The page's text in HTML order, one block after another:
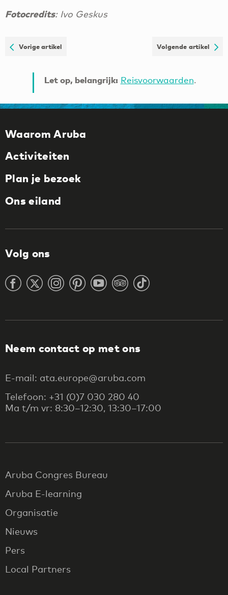
Fotocredits: Ivo Geskus
Vorige artikel Volgende artikel
Let op, belangrijk: Reisvoorwaarden.
Waarom Aruba
Activiteiten
Plan je bezoek
Ons eiland
Volg ons
Neem contact op met ons
E-mail: ata.europe@aruba.com
Telefoon: +31 (0)7 030 280 40
Ma t/m vr: 8:30–12:30, 13:30–17:00
Aruba Congres Bureau
Aruba E-learning
Organisatie
Nieuws
Pers
Local Partners